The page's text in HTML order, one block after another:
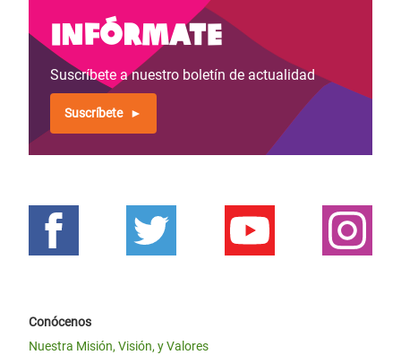
Infórmate
Suscríbete a nuestro boletín de actualidad
Suscríbete
Conócenos
Nuestra Misión, Visión, y Valores